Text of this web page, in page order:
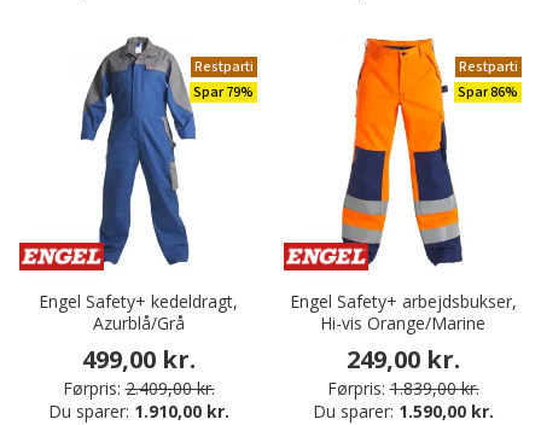
Restparti
Spar 79%
Engel Safety+ kedeldragt,
Azurblå/Grå
499,00 kr.
Førpris: 2.409,00 kr.
Du sparer: 1.910,00 kr.
Restparti
Spar 86%
Engel Safety+ arbejdsbukser,
Hi-vis Orange/Marine
249,00 kr.
Førpris: 1.839,00 kr.
Du sparer: 1.590,00 kr.